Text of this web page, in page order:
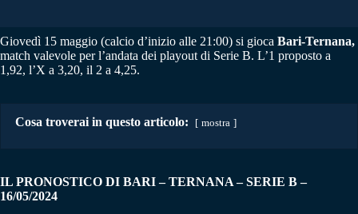
Giovedì 15 maggio (calcio d’inizio alle 21:00) si gioca Bari-Ternana,
match valevole per l’andata dei playout di Serie B. L’1 proposto a
1,92, l’X a 3,20, il 2 a 4,25.
Cosa troverai in questo articolo: mostra
IL PRONOSTICO DI BARI – TERNANA – SERIE B –
16/05/2024